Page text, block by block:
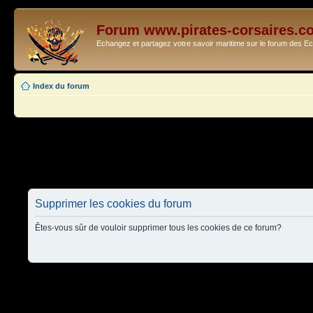
Forum www.pirates-
Echangez et partagez votre savoir maritime sur le forum des
Index du forum
Supprimer les cookies du forum
Êtes-vous sûr de vouloir supprimer tous les cookies de ce forum?